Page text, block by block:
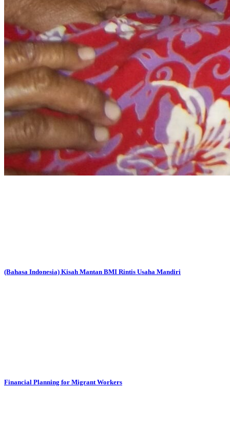
(Bahasa Indonesia) Kisah Mantan BMI Rintis Usaha Mandiri
Financial Planning for Migrant Workers